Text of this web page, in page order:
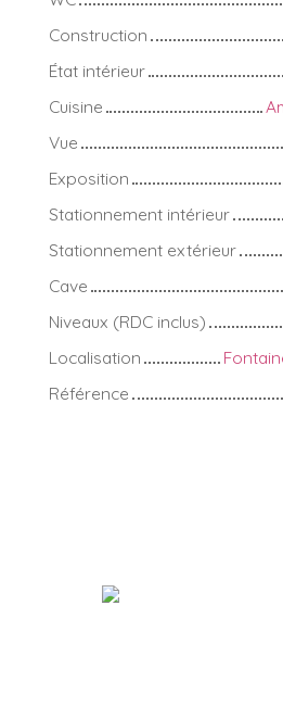
Construction
État intérieur
Cuisine
Vue
Exposition
Stationnement intérieur
Stationnement extérieur
Cave
Niveaux (RDC inclus)
Localisation
Référence